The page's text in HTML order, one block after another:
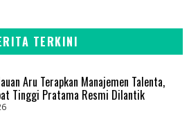
TERKINI
Aru Terapkan Manajemen Talenta,
Tinggi Pratama Resmi Dilantik